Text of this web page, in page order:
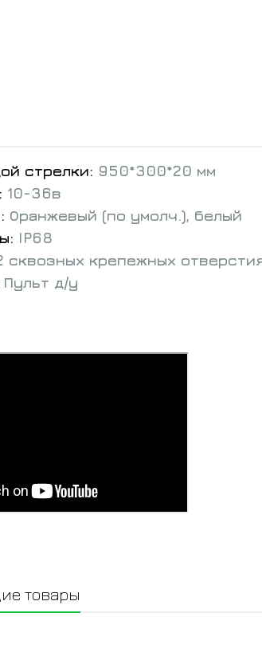
стрелки: 950*300*20 мм
10-36в
Оранжевый (по умолч.), белый
IP68
сквозных крепежных
Пульт д/у
товары